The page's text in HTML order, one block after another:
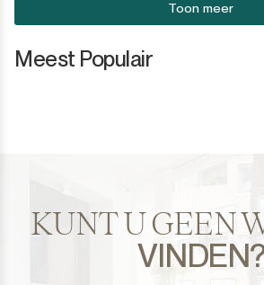
Toon meer
Meest Populair
KUNT U GEEN